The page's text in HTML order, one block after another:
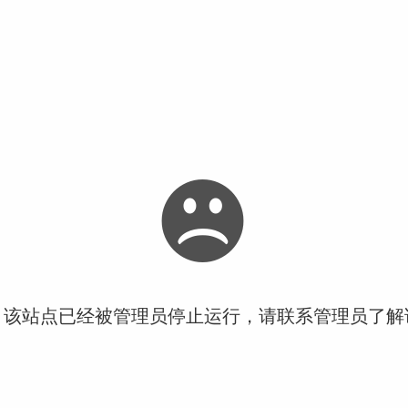
站点已经被管理员停止运行，请联系管理员了